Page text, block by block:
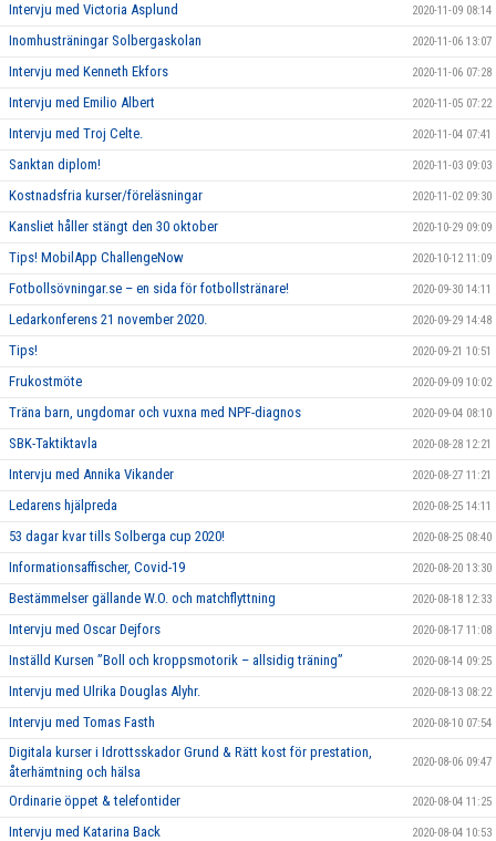
Intervju med Victoria Asplund 2020-11-09 08:14
Inomhusträningar Solbergaskolan 2020-11-06 13:07
Intervju med Kenneth Ekfors 2020-11-06 07:28
Intervju med Emilio Albert 2020-11-05 07:22
Intervju med Troj Celte. 2020-11-04 07:41
Sanktan diplom! 2020-11-03 09:03
Kostnadsfria kurser/föreläsningar 2020-11-02 09:30
Kansliet håller stängt den 30 oktober 2020-10-29 09:09
Tips! MobilApp ChallengeNow 2020-10-12 11:09
Fotbollsövningar.se – en sida för fotbollstränare! 2020-09-30 14:11
Ledarkonferens 21 november 2020. 2020-09-29 14:48
Tips! 2020-09-21 10:51
Frukostmöte 2020-09-09 10:02
Träna barn, ungdomar och vuxna med NPF-diagnos 2020-09-04 08:10
SBK-Taktiktavla 2020-08-28 12:21
Intervju med Annika Vikander 2020-08-27 11:21
Ledarens hjälpreda 2020-08-25 14:11
53 dagar kvar tills Solberga cup 2020! 2020-08-25 08:40
Informationsaffischer, Covid-19 2020-08-20 13:30
Bestämmelser gällande W.O. och matchflyttning 2020-08-18 12:33
Intervju med Oscar Dejfors 2020-08-17 11:08
Inställd Kursen ”Boll och kroppsmotorik – allsidig träning” 2020-08-14 09:25
Intervju med Ulrika Douglas Alyhr. 2020-08-13 08:22
Intervju med Tomas Fasth 2020-08-10 07:54
Digitala kurser i Idrottsskador Grund & Rätt kost för prestation,
återhämtning och hälsa
2020-08-06 09:47
Ordinarie öppet & telefontider 2020-08-04 11:25
Intervju med Katarina Back 2020-08-04 10:53